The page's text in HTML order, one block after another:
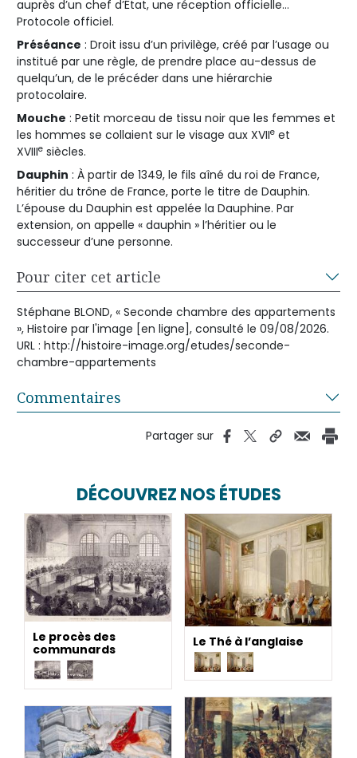
auprès d’un chef d’État, une réception officielle…
Protocole officiel.
Préséance : Droit issu d’un privilège, créé par l’usage ou
institué par une règle, de prendre place au-dessus de
quelqu’un, de le précéder dans une hiérarchie
protocolaire.
Mouche : Petit morceau de tissu noir que les femmes et
les hommes se collaient sur le visage aux XVIIe et
XVIIIe siècles.
Dauphin : À partir de 1349, le fils aîné du roi de France,
héritier du trône de France, porte le titre de Dauphin.
L’épouse du Dauphin est appelée la Dauphine. Par
extension, on appelle « dauphin » l’héritier ou le
successeur d’une personne.
Pour citer cet article
Stéphane BLOND, « Seconde chambre des appartements
», Histoire par l'image [en ligne], consulté le 09/08/2026.
URL : http://histoire-image.org/etudes/seconde-
chambre-appartements
Commentaires
Partager sur
DÉCOUVREZ NOS ÉTUDES
Le procès des
communards
Le Thé à l’anglaise